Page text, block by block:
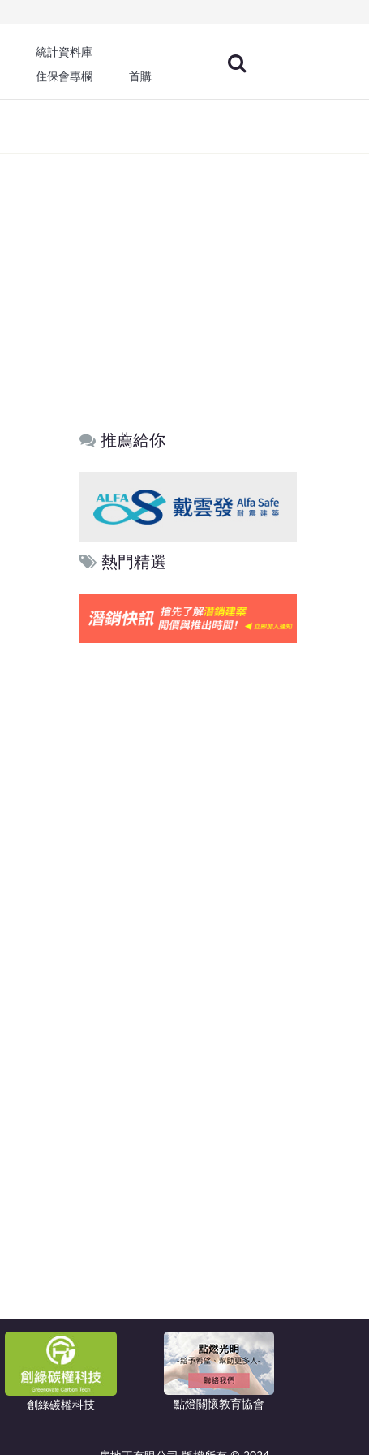
統計資料庫
住保會專欄 首購
推薦給你
熱門精選
創綠碳權科技 點燈關懷教育協會